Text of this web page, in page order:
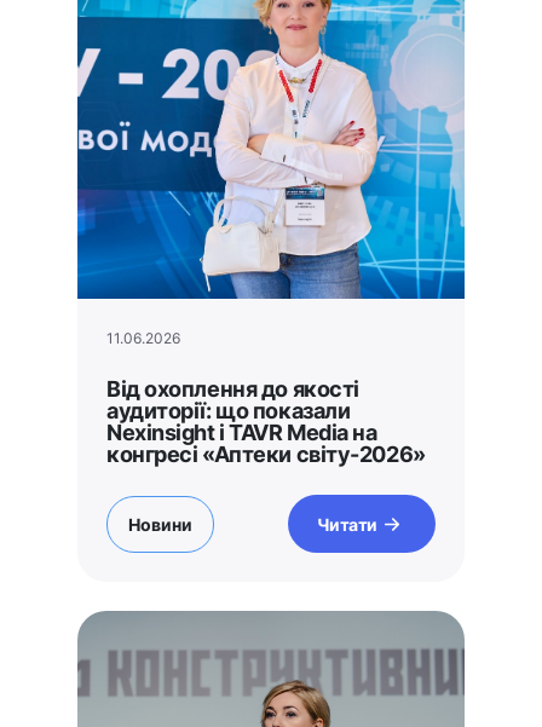
11.06.2026
Від охоплення до якості
аудиторії: що показали
Nexinsight і TAVR Media на
конгресі «Аптеки світу-2026»
Новини Читати